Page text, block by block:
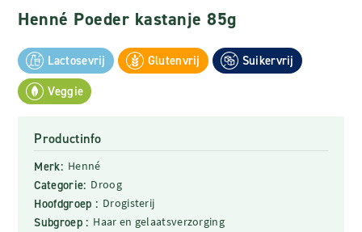
Henné Poeder kastanje 85g
Lactosevrij Glutenvrij
Suikervrij
Veggie
Productinfo
Merk: Henné
Categorie: Droog
Hoofdgroep : Drogisterij
Subgroep : Haar en gelaatsverzorging